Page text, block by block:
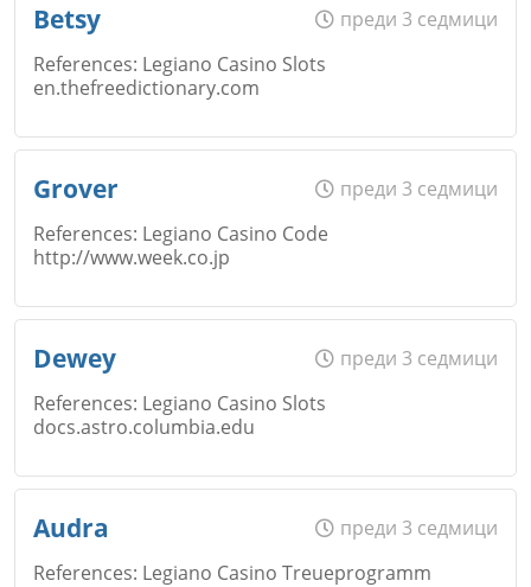
Коментар*
Откажи
Email
Коментар*
Откажи
Betsy
преди 3 седмици
References: Legiano Casino Slots
en.thefreedictionary.com
Email
Коментар*
Grover
преди 3 седмици
References: Legiano Casino Code
http://www.week.co.jp
Email
Dewey
преди 3 седмици
References: Legiano Casino Slots
docs.astro.columbia.edu
Audra
преди 3 седмици
References: Legiano Casino Treueprogramm